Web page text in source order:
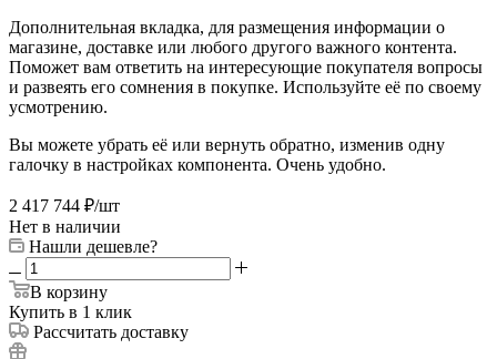
Дополнительная вкладка, для размещения информации о
магазине, доставке или любого другого важного контента.
Поможет вам ответить на интересующие покупателя вопросы
и развеять его сомнения в покупке. Используйте её по своему
усмотрению.
Вы можете убрать её или вернуть обратно, изменив одну
галочку в настройках компонента. Очень удобно.
2 417 744 ₽/шт
Нет в наличии
Нашли дешевле?
В корзину
Купить в 1 клик
Рассчитать доставку